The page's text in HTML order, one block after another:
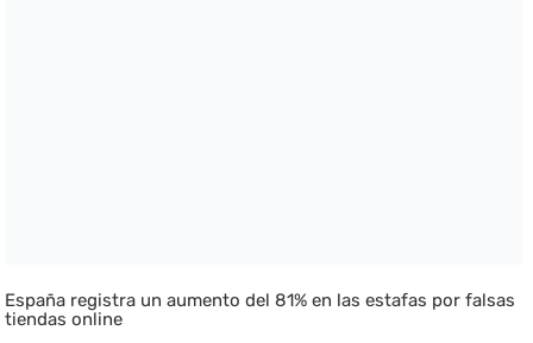
España registra un aumento del 81% en las estafas por falsas
tiendas online